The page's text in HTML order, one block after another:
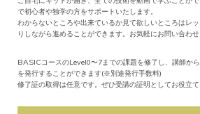
で初心者や独学の方をサポートいたします。
わからないところや出来ているか見て欲しいところはレ
りしながら進めることができます。お気軽にお問い合わせ
BASICコースのLevel0〜7までの課題を修了し、講師か
を発行することができます(※別途発行手数料)
修了証の取得は任意です。ぜひ受講の証明としてお役立て